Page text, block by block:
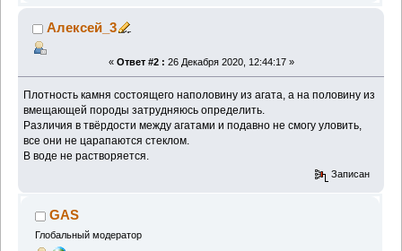
Алексей_3
« Ответ #2 : 26 Декабря 2020, 12:44:17 »
Плотность камня состоящего наполовину из агата, а на половину из
вмещающей породы затрудняюсь определить.
Различия в твёрдости между агатами и подавно не смогу уловить,
все они не царапаются стеклом.
В воде не растворяется.
Записан
GAS
Глобальный модератор